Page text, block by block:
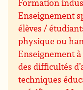
Formation
Enseignement
élèves /
physique ou
Enseignement
des difficultés
techniques